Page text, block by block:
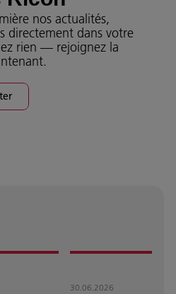
nos actualités,
directement dans votre
rien — rejoignez la
30.06.2026